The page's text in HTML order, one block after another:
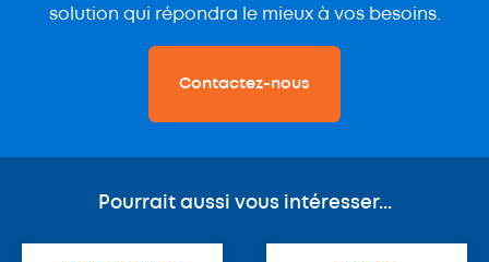
solution qui répondra le mieux à vos besoins.
Contactez-nous
Pourrait aussi vous intéresser...